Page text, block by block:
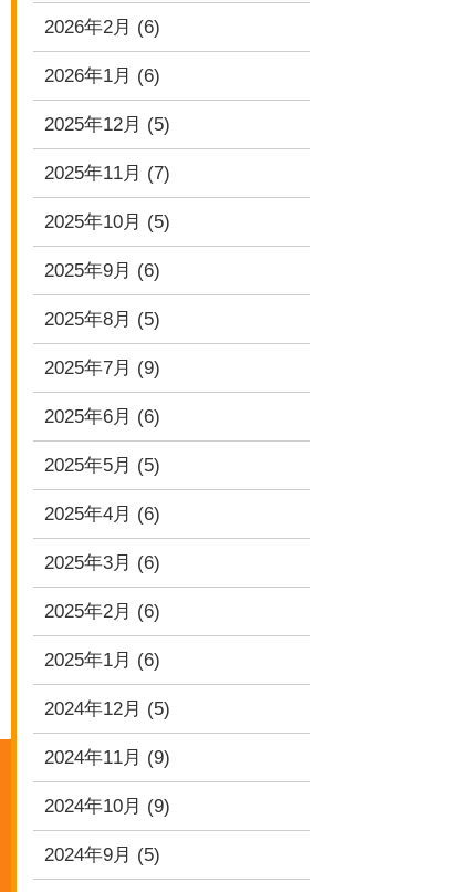
2026年2月 (6)
2026年1月 (6)
2025年12月 (5)
2025年11月 (7)
2025年10月 (5)
2025年9月 (6)
2025年8月 (5)
2025年7月 (9)
2025年6月 (6)
2025年5月 (5)
2025年4月 (6)
2025年3月 (6)
2025年2月 (6)
2025年1月 (6)
2024年12月 (5)
2024年11月 (9)
2024年10月 (9)
2024年9月 (5)